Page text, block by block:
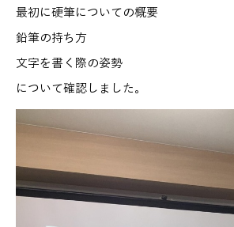
最初に硬筆についての概要
鉛筆の持ち方
文字を書く際の姿勢
について確認しました。